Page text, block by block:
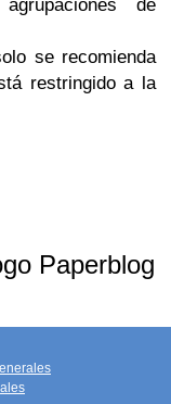
de
se recomienda
restringido a la